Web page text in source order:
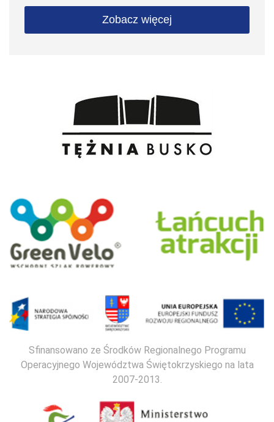
Zobacz więcej
Sfinansowano ze Środków Regionalnego Programu
Operacyjnego Województwa Świętokrzyskiego na lata
2007-2013.